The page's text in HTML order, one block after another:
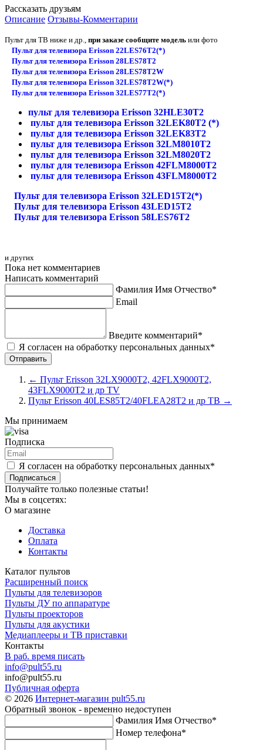
Рассказать друзьям
Описание Отзывы-Комментарии
Пульт для ТВ ниже и др., при заказе сообщите модель или фото
Пульт для телевизора Erisson 22LES76T2(*)
Пульт для телевизора Erisson 28LES78T2
Пульт для телевизора Erisson 28LES78T2W
Пульт для телевизора Erisson 32LES78T2W(*)
Пульт для телевизора Erisson 32LES77T2(*)
пульт для телевизора Erisson 32HLE30T2
пульт для телевизора Erisson 32LEK80T2 (*)
пульт для телевизора Erisson 32LEK83T2
пульт для телевизора Erisson 32LM8010T2
пульт для телевизора Erisson 32LM8020T2
пульт для телевизора Erisson 42FLM8000T2
пульт для телевизора Erisson 43FLM8000T2
Пульт для телевизора Erisson 32LED15T2(*)
Пульт для телевизора Erisson 43LED15T2
Пульт для телевизора Erisson 58LES76T2
и других
Пока нет комментариев
Написать комментарий
Фамилия Имя Отчество*
Email
Введите комментарий*
Я согласен на обработку персональных данных*
← Пульт Erisson 32LX9000T2, 42FLX9000T2,
43FLX9000T2 и др TV
Пульт Erisson 40LES85T2/40FLEA28T2 и др ТВ →
Мы принимаем
Подписка
Я согласен на обработку персональных данных*
Подписаться
Получайте только полезные статьи!
Мы в соцсетях:
О магазине
Доставка
Оплата
Контакты
Каталог пультов
Расширенный поиск
Пульты для телевизоров
Пульты ДУ по аппаратуре
Пульты проекторов
Пульты для акустики
Медиаплееры и ТВ приставки
Контакты
В раб. время писать
info@pult55.ru
info@pult55.ru
Публичная оферта
© 2026 Интернет-магазин pult55.ru
Обратный звонок - временно недоступен
Фамилия Имя Отчество*
Номер телефона*